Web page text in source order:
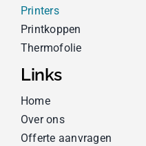
Printers
Printkoppen
Thermofolie
Links
Home
Over ons
Offerte aanvragen